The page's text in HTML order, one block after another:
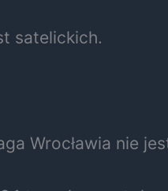
satelickich.
Wrocławia nie